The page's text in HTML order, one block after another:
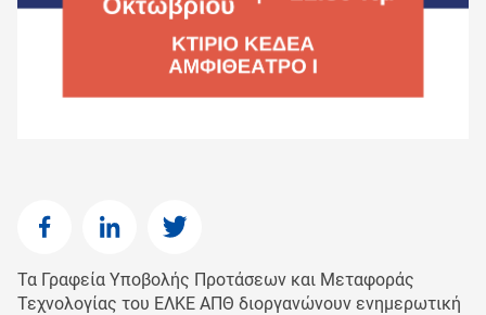
Τα Γραφεία Υποβολής Προτάσεων και Μεταφοράς
Τεχνολογίας του ΕΛΚΕ ΑΠΘ διοργανώνουν ενημερωτική